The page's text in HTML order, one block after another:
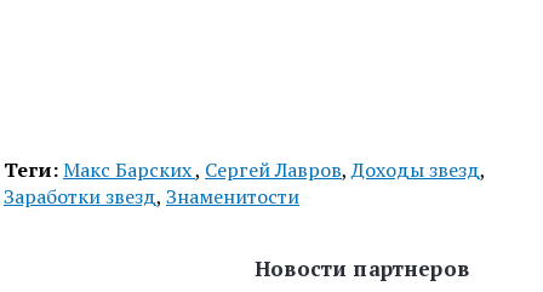
Теги:Макс Барских, Сергей Лавров,Доходы звезд,
Заработки звезд, Знаменитости
Новости партнеров